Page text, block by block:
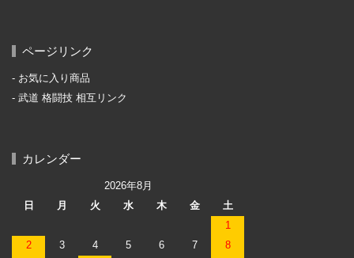
ページリンク
お気に入り商品
武道 格闘技 相互リンク
カレンダー
2026年8月
日
月 火 水 木 金
土
1
2
3 4 5 6 7
8